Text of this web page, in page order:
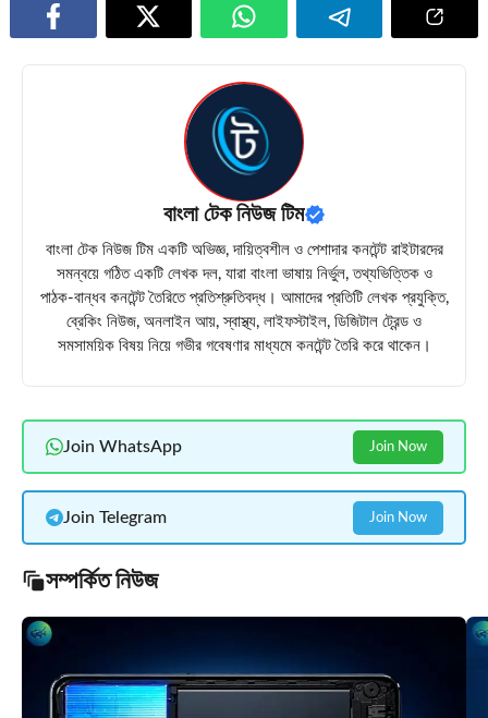
বাংলা টেক নিউজ টিম
বাংলা টেক নিউজ টিম একটি অভিজ্ঞ, দায়িত্বশীল ও পেশাদার কনটেন্ট রাইটারদের
সমন্বয়ে গঠিত একটি লেখক দল, যারা বাংলা ভাষায় নির্ভুল, তথ্যভিত্তিক ও
পাঠক-বান্ধব কনটেন্ট তৈরিতে প্রতিশ্রুতিবদ্ধ। আমাদের প্রতিটি লেখক প্রযুক্তি,
ব্রেকিং নিউজ, অনলাইন আয়, স্বাস্থ্য, লাইফস্টাইল, ডিজিটাল ট্রেন্ড ও
সমসাময়িক বিষয় নিয়ে গভীর গবেষণার মাধ্যমে কনটেন্ট তৈরি করে থাকেন।
Join WhatsApp Join Now
Join Telegram Join Now
সম্পর্কিত নিউজ